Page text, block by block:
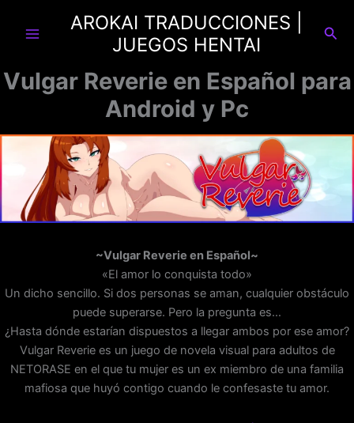
AROKAI TRADUCCIONES |
JUEGOS HENTAI
Vulgar Reverie en Español para
Android y Pc
~Vulgar Reverie en Español~
«El amor lo conquista todo»
Un dicho sencillo. Si dos personas se aman, cualquier obstáculo
puede superarse. Pero la pregunta es…
¿Hasta dónde estarían dispuestos a llegar ambos por ese amor?
Vulgar Reverie es un juego de novela visual para adultos de
NETORASE en el que tu mujer es un ex miembro de una familia
mafiosa que huyó contigo cuando le confesaste tu amor.